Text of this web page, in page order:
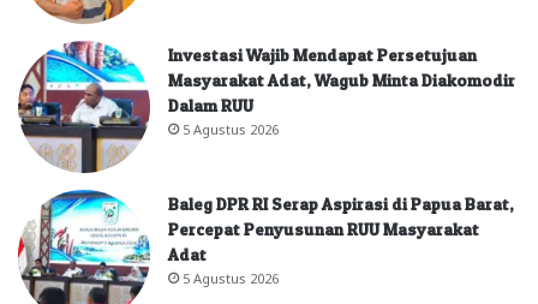
Investasi Wajib Mendapat Persetujuan
Masyarakat Adat, Wagub Minta Diakomodir
Dalam RUU
5 Agustus 2026
Baleg DPR RI Serap Aspirasi di Papua Barat,
Percepat Penyusunan RUU Masyarakat
Adat
5 Agustus 2026